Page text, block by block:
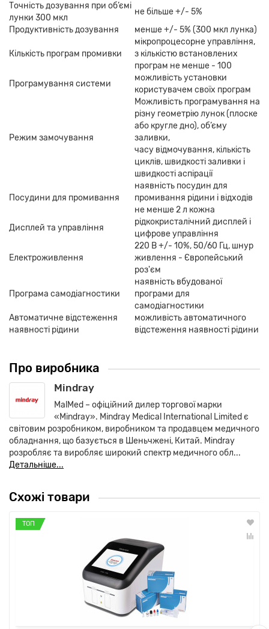
Точність дозування при об’ємі
лунки 300 мкл
не більше +/- 5%
Продуктивність дозування
менше +/- 5% (300 мкл лунка)
Кількість програм промивки
мікропроцесорне управління,
з кількістю встановлених
програм не менше - 100
Програмування системи
можливість установки
користувачем своїх програм
Режим замочування
Можливість програмування на
різну геометрію лунок (плоске
або кругле дно), об’єму
заливки,
часу відмочування, кількість
циклів, швидкості заливки і
швидкості аспірації
Посудини для промивання
наявність посудин для
промивання рідини і відходів
не менше 2 л кожна
Дисплей та управління
рідкокристалічний дисплей і
цифрове управління
Електроживлення
220 В +/- 10%, 50/60 Гц, шнур
живлення - Європейський
роз'єм
Програма самодіагностики
наявність вбудованої
програми для
самодіагностики
Автоматичне відстеження
наявності рідини
можливість автоматичного
відстеження наявності рідини
Про виробника
Mindray
MalMed – офіційний дилер торгової марки
«Mindray». Mindray Medical International Limited є
світовим розробником, виробником та продавцем медичного
обладнання, що базується в Шеньчжені, Китай. Mindray
розробляє та виробляє широкий спектр медичного обл...
Детальніше...
Схожі товари
ТОП